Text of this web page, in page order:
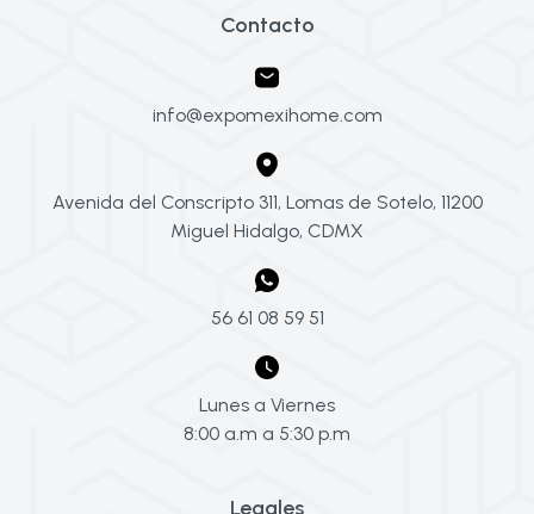
Contacto
info@expomexihome.com
Avenida del Conscripto 311, Lomas de Sotelo, 11200
Miguel Hidalgo, CDMX
56 61 08 59 51
Lunes a Viernes
8:00 a.m a 5:30 p.m
Legales